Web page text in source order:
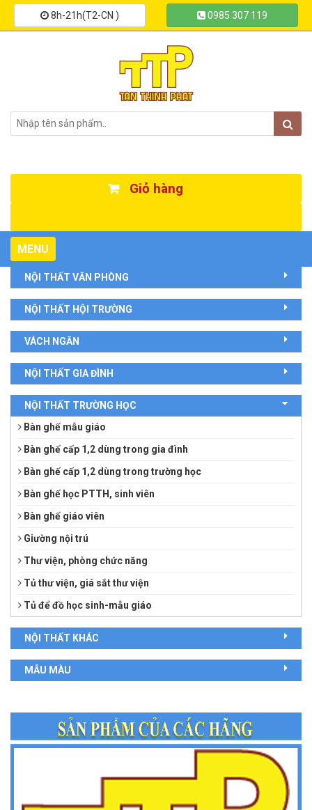
8h-21h(T2-CN ) 0985 307 119
Giỏ hàng
Toggle
navigation
MENU
NỘI THẤT VĂN PHÒNG
NỘI THẤT HỘI TRƯỜNG
VÁCH NGĂN
NỘI THẤT GIA ĐÌNH
NỘI THẤT TRƯỜNG HỌC
Bàn ghế mẫu giáo
Bàn ghế cấp 1,2 dùng trong gia đình
Bàn ghế cấp 1,2 dùng trong trường học
Bàn ghế học PTTH, sinh viên
Bàn ghế giáo viên
Giường nội trú
Thư viện, phòng chức năng
Tủ thư viện, giá sắt thư viện
Tủ để đồ học sinh-mẫu giáo
NỘI THẤT KHÁC
MẪU MÀU